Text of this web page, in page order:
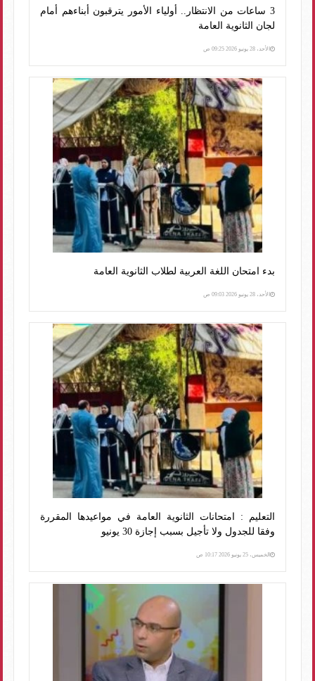
3 ساعات من الانتظار.. أولياء الأمور يترقبون أبناءهم أمام
لجان الثانوية العامة
الأحد، 28 يونيو 2026 09:25 ص
بدء امتحان اللغة العربية لطلاب الثانوية العامة
الأحد، 28 يونيو 2026 09:03 ص
التعليم : امتحانات الثانوية العامة في مواعيدها المقررة
وفقا للجدول ولا تأجيل بسبب إجازة 30 يونيو
الخميس، 25 يونيو 2026 10:17 ص